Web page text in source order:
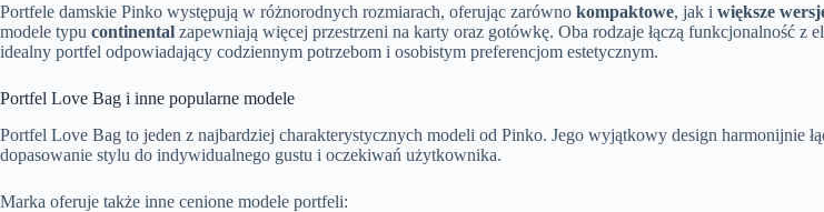
Portfele damskie Pinko występują w różnorodnych rozmiarach, oferując zarówno kompaktowe, jak i większe
modele typu continental zapewniają więcej przestrzeni na karty oraz gotówkę. Oba rodzaje łączą funkcjonalność
idealny portfel odpowiadający codziennym potrzebom i osobistym preferencjom estetycznym.
Portfel Love Bag i inne popularne modele
Portfel Love Bag to jeden z najbardziej charakterystycznych modeli od Pinko. Jego wyjątkowy design harmonijnie
dopasowanie stylu do indywidualnego gustu i oczekiwań użytkownika.
Marka oferuje także inne cenione modele portfeli: